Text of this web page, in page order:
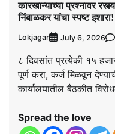
कारखान्याच्या प्रश्नावर
निंबाळकर यांचा स्पष्ट इशारा!
Lokjagar July 6, 2026
८ दिवसांत प्रत्येकी १५
पूर्ण करा, कर्ज मिळवून
कार्यालयातील बैठकीत
Spread the love